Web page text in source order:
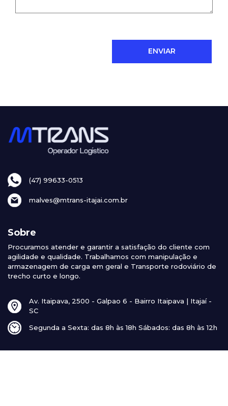
(47) 99633-0513
malves@mtrans-itajai.com.br
Sobre
Procuramos atender e garantir a satisfação do cliente com
agilidade e qualidade. Trabalhamos com manipulação e
armazenagem de carga em geral e Transporte rodoviário de
trecho curto e longo.
Av. Itaipava, 2500 - Galpao 6 - Bairro Itaipava | Itajaí -
SC
Segunda a Sexta: das 8h às 18h Sábados: das 8h às 12h